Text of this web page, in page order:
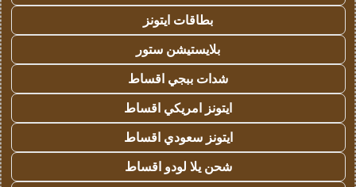
بطاقات ايتونز
بلايستيشن ستور
شدات ببجي اقساط
ايتونز امريكي اقساط
ايتونز سعودي اقساط
شحن يلا لودو اقساط